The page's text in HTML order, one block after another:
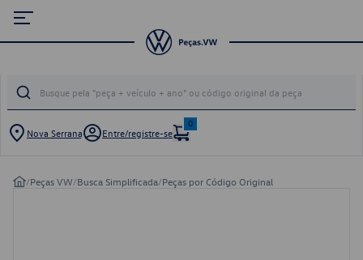
Nova Serrana Entre/registre-se
0
/Peças VW/Busca Simplificada/Peças por Código Original